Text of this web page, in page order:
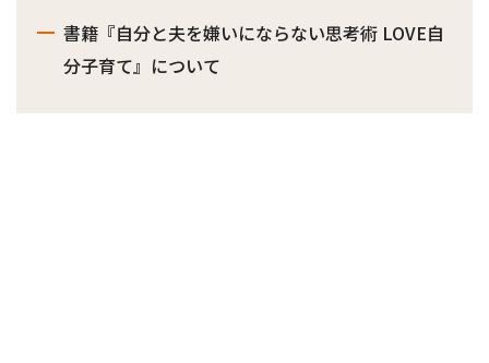
書籍『自分と夫を嫌いにならない思考術 LOVE自
分子育て』について